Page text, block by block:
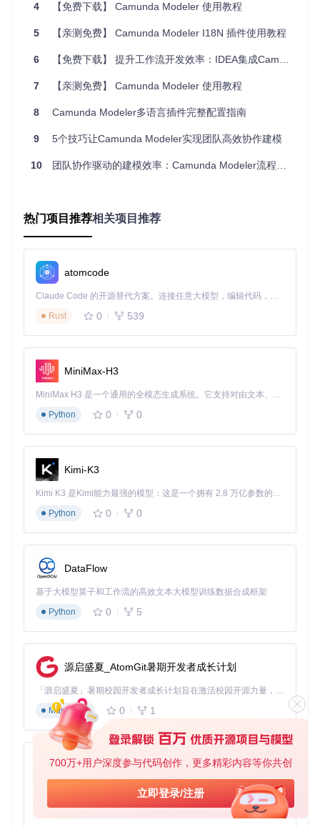
700万+用户深度参与代码创作，更多精彩内容等你共创
立即登录/注册
构建完成后，生成的文件将位于 dist 目录中。
3.1 应用案例
业务流程管理
：帮助企业设计和优化业务流程，提高效率。
决策管理
表单设计：创建和编辑表单，用于流程中的数据收集和处
理。
3.2 最佳实践
模块化设计：将复杂的业务流程分解为多个模块，便于管理
和维护。
版本控制
史记录和协作。
自动化测试 ：定期运行自动化测试，确保模型的正确性和稳
4. 典型生态项目
Camunda Modeler 作为 Camunda 生态系统的一部分，与其
他项目紧密集成，提供了更强大的功能：
台，与 Camunda Modeler 无缝集成，支持流程的部署和执
行。
bpmn.io：一个开源的 BPMN、CMMN 和 DMN 建模工具
库，为 Camunda Modeler 提供了核心建模功能。
Zeebe ：一个分布式工作流引擎，支持大规模、高并发的业
务流程执行。
通过这些生态项目，Camunda Modeler 不仅能够满足基本的
camunda-modeler
项目地址：
https://gitcode.com/gh_mirrors/ca/camunda-modeler
4 【免费下载】 Camunda Modeler 使用教程
5 【亲测免费】 Camunda Modeler I18N 插件使用教程
6 【免费下载】 提升工作流开发效率：IDEA集成Camunda Modeler指南
7 【亲测免费】 Camunda Modeler 使用教程
8 Camunda Modeler多语言插件完整配置指南
9 5个技巧让Camunda Modeler实现团队高效协作建模
10 团队协作驱动的建模效率：Camunda Modeler流程同步实践指南
热门项目推荐相关项目推荐
atomcode
Claude Code 的开源替代方案。连接任意大模型，编辑代码，运行命令，自动验证 — 全自动执行。用 Rust 构建，极致性能。 ｜ An open-source alternative to Claude Code. Connect any LLM, edit code, run commands, and verify changes — autonomously. Built in Rust for speed. Get Started
Rust
0 539
MiniMax-H3
MiniMax H3 是一个通用的全模态生成系统。它支持对由文本、图像、视频和音频组成的多模态上下文进行统一理解，并能生成分辨率高达 2K、时长可达 15 秒的带原生立体声音频的视频。得益于面向任务泛化的系统设计，H3 在预训练阶段就已具备广泛的多模态上下文理解与生成能力，能够出色地执行复杂的多模态指令。
Python
0 0
Kimi-K3
Kimi K3 是Kimi能力最强的模型：这是一个拥有 2.8 万亿参数的混合专家（MoE）模型，具备原生视觉理解能力，并支持 100 万 token 的上下文窗口。
Python
0 0
DataFlow
基于大模型算子和工作流的高效文本大模型训练数据合成框架
Python
0 5
源启盛夏_AtomGit暑期开发者成长计划
「源启盛夏」暑期校园开发者成长计划旨在激活校园开源力量，通过积分激励、认证扶持、资源倾斜等形式，引导高校组织和开发者完成「入驻 — 建项目 — 做贡献 — 获认证 — 得资源」的完整闭环。无论你是想带领社团入驻平台的组织者，还是希望用代码贡献证明自己的开发者，都能在这里找到属于你的成长路径。
Markdown
0 1
py-xiaozhi
基于Python的Xiaozhi AI，适用于想要完整Xiaozhi体验而无需拥有专用硬件的用户。
Python
0 1